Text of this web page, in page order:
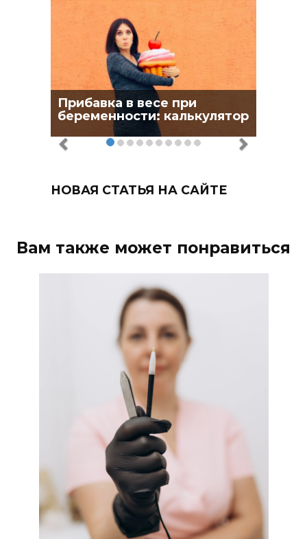
Прибавка в весе при
беременности: калькулятор
НОВАЯ СТАТЬЯ НА САЙТЕ
Вам также может понравиться